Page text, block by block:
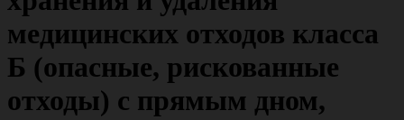
медицинских отходов класса
Б (опасные, рискованные
отходы) с прямым дном,